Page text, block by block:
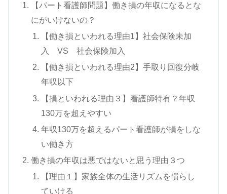
【パート看護師問題】働き損の年収になるとな
にがいけないの？
【働き損といわれる理由1】社会保険未加
入 VS 社会保険加入
【働き損といわれる理由2】手取り回復分岐
年収以下
【損といわれる理由３】看護師特有？年収
130万を超えやすい
年収130万を超えるパート看護師が損をしな
い働き方
働き損の年収は悪ではないと思う理由３つ
【理由１】家族全体の生活リズムを慣らし
ていける